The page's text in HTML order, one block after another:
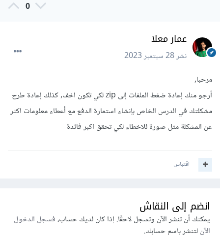
0
عمار معلا
نشر28 سبتمبر 2023
مرحبا,
أرجو منك إعادة ضغط الملفات إلى zip لكي تكون اخف, كذلك إعادة طرح
مشكلتك في الدرس الخاص بإنشاء استمارة الدفع مع أعطاء معلومات اكثر
عن المشكلة مثل صورة للاخطاء لكي تحقق اكبر فائدة
اقتباس
انضم إلى النقاش
يمكنك أن تنشر الآن وتسجل لاحقًا. إذا كان لديك حساب،فسجل الدخول
الآنلتنشر باسم حسابك.